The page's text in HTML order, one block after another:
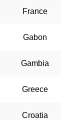
France
Gabon
Gambia
Greece
Croatia